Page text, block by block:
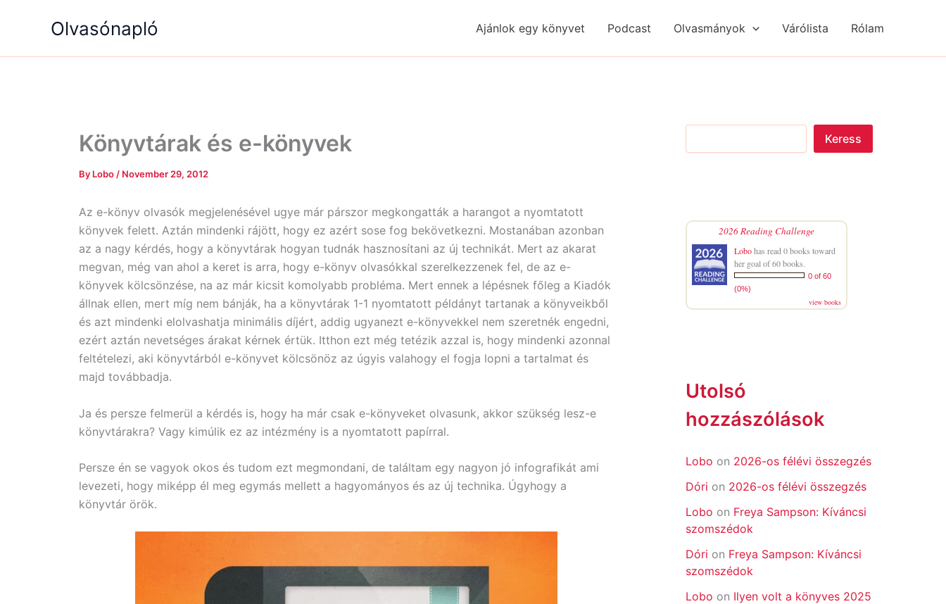
Olvasónapló Ajánlok egy könyvet Podcast Olvasmányok Várólista Rólam
Könyvtárak és e-könyvek
By Lobo / November 29, 2012
Az e-könyv olvasók megjelenésével ugye már párszor megkongatták a harangot a nyomtatott
könyvek felett. Aztán mindenki rájött, hogy ez azért sose fog bekövetkezni. Mostanában azonban
az a nagy kérdés, hogy a könyvtárak hogyan tudnák hasznosítani az új technikát. Mert az akarat
megvan, még van ahol a keret is arra, hogy e-könyv olvasókkal szerelkezzenek fel, de az e-
könyvek kölcsönzése, na az már kicsit komolyabb probléma. Mert ennek a lépésnek főleg a Kiadók
állnak ellen, mert míg nem bánják, ha a könyvtárak 1-1 nyomtatott példányt tartanak a könyveikből
és azt mindenki elolvashatja minimális díjért, addig ugyanezt e-könyvekkel nem szeretnék engedni,
ezért aztán nevetséges árakat kérnek értük. Itthon ezt még tetézik azzal is, hogy mindenki azonnal
feltételezi, aki könyvtárból e-könyvet kölcsönöz az úgyis valahogy el fogja lopni a tartalmat és
majd továbbadja.
Ja és persze felmerül a kérdés is, hogy ha már csak e-könyveket olvasunk, akkor szükség lesz-e
könyvtárakra? Vagy kimúlik ez az intézmény is a nyomtatott papírral.
Persze én se vagyok okos és tudom ezt megmondani, de találtam egy nagyon jó infografikát ami
levezeti, hogy miképp él meg egymás mellett a hagyományos és az új technika. Úgyhogy a
könyvtár örök.
a
Keress
2026 Reading Challenge
Lobohas read 0 books toward
her goal of 60 books.
0 of 60
(0%)
view books
Utolsó
hozzászólások
Lobo on 2026-os félévi összegzés
Dóri on 2026-os félévi összegzés
Lobo on Freya Sampson: Kíváncsi
szomszédok
Dóri on Freya Sampson: Kíváncsi
szomszédok
Lobo on Ilyen volt a könyves 2025
g
g